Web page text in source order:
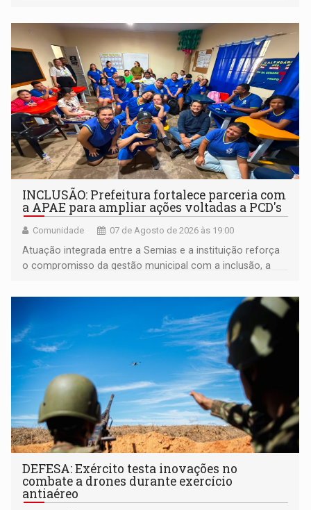
INCLUSÃO: Prefeitura fortalece parceria com
a APAE para ampliar ações voltadas a PCD's
Comunidade 07 de Agosto de 2026 às 19:00
Atuação integrada entre a Semias e a instituição reforça
o compromisso da gestão municipal com a inclusão, a
DEFESA: Exército testa inovações no
combate a drones durante exercício
antiaéreo